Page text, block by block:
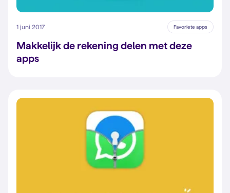
1 juni 2017 Favoriete apps
Makkelijk de rekening delen met deze
apps